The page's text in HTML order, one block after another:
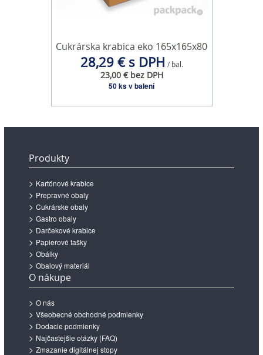
Cukrárska krabica eko 165x165x80
28,29 € s DPH / bal.
23,00 € bez DPH
50 ks v balení
Produkty
Kartónové krabice
Prepravné obaly
Cukrárske obaly
Gastro obaly
Darčekové krabice
Papierové tašky
Obálky
Obalový materiál
O nákupe
O nás
Všeobecné obchodné podmienky
Dodacie podmienky
Najčastejšie otázky (FAQ)
Zmazanie digitálnej stopy